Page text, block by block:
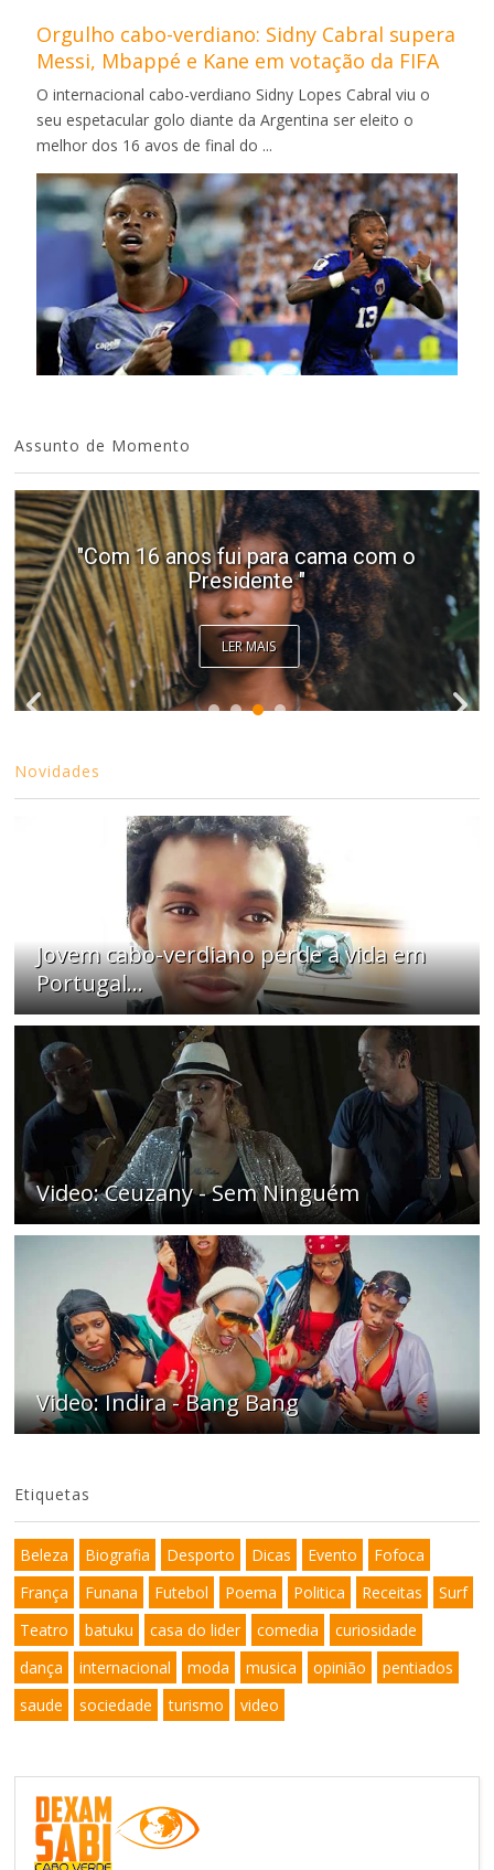
Orgulho cabo-verdiano: Sidny Cabral supera
Messi, Mbappé e Kane em votação da FIFA
O internacional cabo-verdiano Sidny Lopes Cabral viu o
seu espetacular golo diante da Argentina ser eleito o
melhor dos 16 avos de final do ...
Assunto de Momento
"Com 16 anos fui para cama com o
Presidente "
LER MAIS
Novidades
Jovem cabo-verdiano perde a vida em
Portugal...
Video: Ceuzany - Sem Ninguém
Video: Indira - Bang Bang
Etiquetas
Beleza Biografia Desporto Dicas Evento
Fofoca
França
Funana Futebol Poema Politica Receitas
Surf
Teatro
batuku casa do lider comedia
curiosidade
dança
internacional moda musica opinião
pentiados
saude
sociedade turismo video